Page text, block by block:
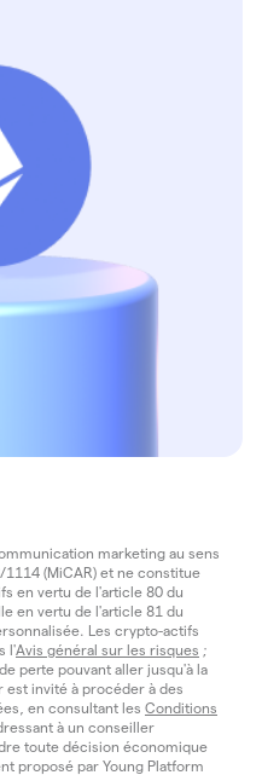
marketing au sens
(MiCAR) et ne constitue
en vertu de l'article 80 du
en vertu de l'article 81 du
Les crypto-actifs
l'Avis général sur les risques ;
perte pouvant aller jusqu'à la
est invité à procéder à des
en consultant les Conditions
à un conseiller
toute décision économique
proposé par Young Platform